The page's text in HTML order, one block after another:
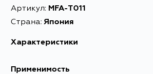
Артикул: MFA-T011
Страна: Япония
Характеристики
EAN-13
Применимость